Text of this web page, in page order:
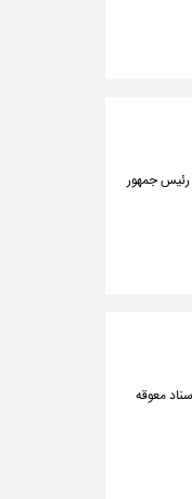
رئیس جمهور
مهلت ۲ هفته‌ای برای تحویل اسناد معوقه